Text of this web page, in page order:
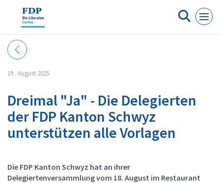
19 . August 2025
Dreimal "Ja" - Die Delegierten
der FDP Kanton Schwyz
unterstützen alle Vorlagen
Die FDP Kanton Schwyz hat an ihrer
Delegiertenversammlung vom 18. August im Restaurant
Cookie-Einstellungen